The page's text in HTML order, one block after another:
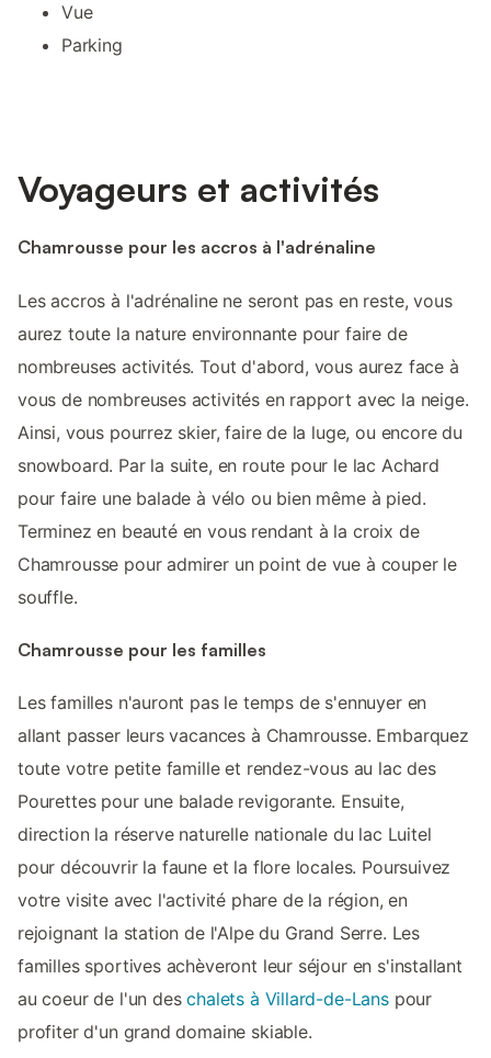
Vue
Parking
Voyageurs et activités
Chamrousse pour les accros à l'adrénaline
Les accros à l'adrénaline ne seront pas en reste, vous
aurez toute la nature environnante pour faire de
nombreuses activités. Tout d'abord, vous aurez face à
vous de nombreuses activités en rapport avec la neige.
Ainsi, vous pourrez skier, faire de la luge, ou encore du
snowboard. Par la suite, en route pour le lac Achard
pour faire une balade à vélo ou bien même à pied.
Terminez en beauté en vous rendant à la croix de
Chamrousse pour admirer un point de vue à couper le
souffle.
Chamrousse pour les familles
Les familles n'auront pas le temps de s'ennuyer en
allant passer leurs vacances à Chamrousse. Embarquez
toute votre petite famille et rendez-vous au lac des
Pourettes pour une balade revigorante. Ensuite,
direction la réserve naturelle nationale du lac Luitel
pour découvrir la faune et la flore locales. Poursuivez
votre visite avec l'activité phare de la région, en
rejoignant la station de l'Alpe du Grand Serre. Les
familles sportives achèveront leur séjour en s'installant
au coeur de l'un deschalets à Villard-de-Lanspour
profiter d'un grand domaine skiable.